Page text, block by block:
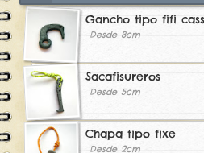
Gancho tipo fifi
Desde 3cm
Sacafisureros
Desde 5cm
Chapa tipo fixe
Desde 2cm